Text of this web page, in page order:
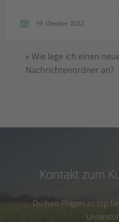
19. Oktober 2022
«Wie lege ich einen
Nachrichtenordner an?
Kontakt zum
Du hast Fragen zu top